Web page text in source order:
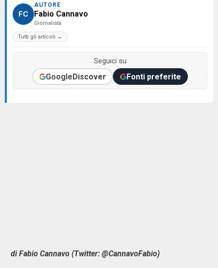
FC
AUTORE
Fabio Cannavo
Giornalista
Tutti gli articoli →
Seguici su
GoogleDiscover Fonti preferite
di Fabio Cannavo (Twitter: @CannavoFabio)